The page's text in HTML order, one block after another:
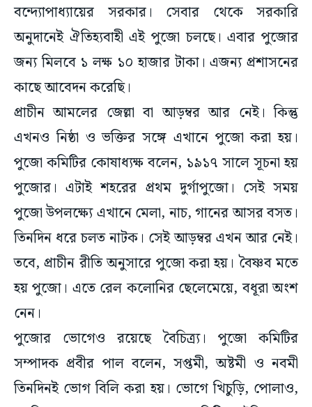
বন্দ্যোপাধ্যায়ের সরকার। সেবার থেকে সরকারি
অনুদানেই ঐতিহ্যবাহী এই পুজো চলছে। এবার পুজোর
জন্য মিলবে ১ লক্ষ ১০ হাজার টাকা। এজন্য প্রশাসনের
কাছে আবেদন করেছি।
প্রাচীন আমলের জেল্লা বা আড়ম্বর আর নেই। কিন্তু
এখনও নিষ্ঠা ও ভক্তির সঙ্গে এখানে পুজো করা হয়।
পুজো কমিটির কোষাধ্যক্ষ বলেন, ১৯১৭ সালে সূচনা হয়
পুজোর। এটাই শহরের প্রথম দুর্গাপুজো। সেই সময়
পুজো উপলক্ষ্যে এখানে মেলা, নাচ, গানের আসর বসত।
তিনদিন ধরে চলত নাটক। সেই আড়ম্বর এখন আর নেই।
তবে, প্রাচীন রীতি অনুসারে পুজো করা হয়। বৈষ্ণব মতে
হয় পুজো। এতে রেল কলোনির ছেলেমেয়ে, বধূরা অংশ
নেন।
পুজোর ভোগেও রয়েছে বৈচিত্র্য। পুজো কমিটির
সম্পাদক প্রবীর পাল বলেন, সপ্তমী, অষ্টমী ও নবমী
তিনদিনই ভোগ বিলি করা হয়। ভোগে খিচুড়ি, পোলাও,